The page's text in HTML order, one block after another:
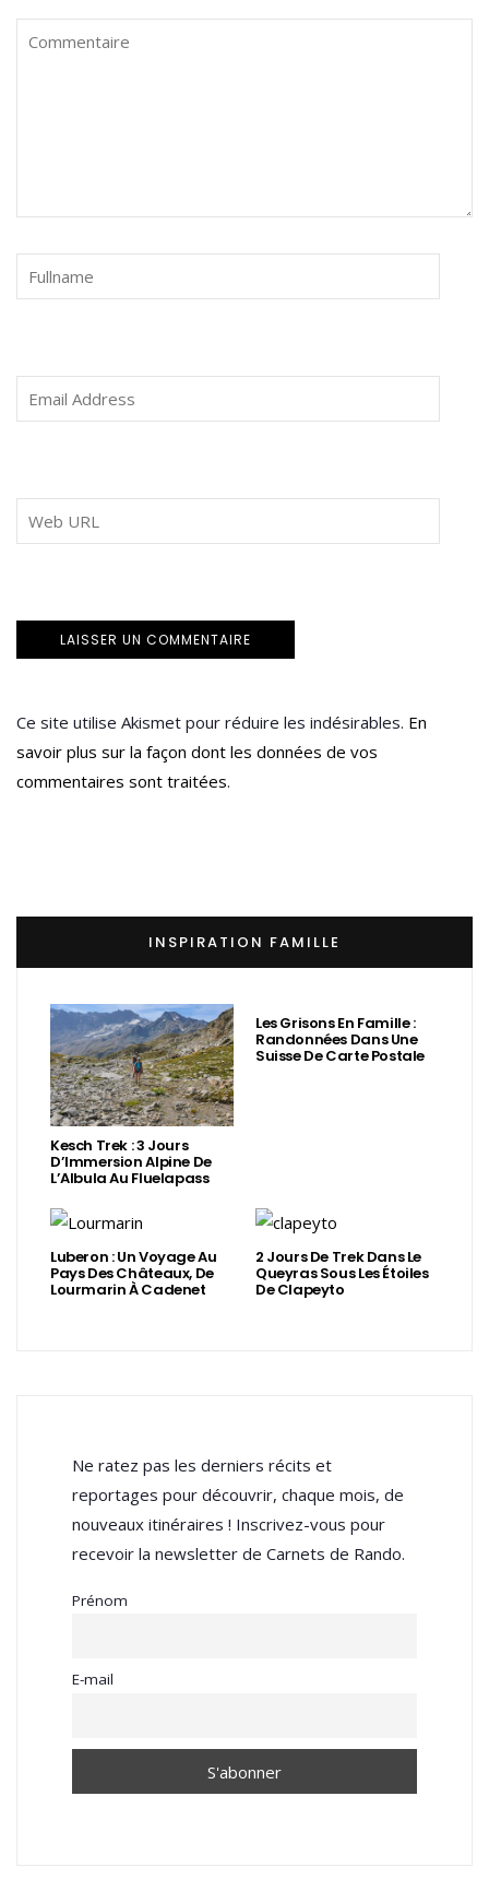
Ce site utilise Akismet pour réduire les indésirables. En
savoir plus sur la façon dont les données de vos
commentaires sont traitées.
INSPIRATION FAMILLE
Kesch Trek : 3 Jours
D’Immersion Alpine De
L’Albula Au Fluelapass
Les Grisons En Famille :
Randonnées Dans Une
Suisse De Carte Postale
Luberon : Un Voyage Au
Pays Des Châteaux, De
Lourmarin À Cadenet
2 Jours De Trek Dans Le
Queyras Sous Les Étoiles
De Clapeyto
Ne ratez pas les derniers récits et
reportages pour découvrir, chaque mois, de
nouveaux itinéraires ! Inscrivez-vous pour
recevoir la newsletter de Carnets de Rando.
Prénom
E-mail